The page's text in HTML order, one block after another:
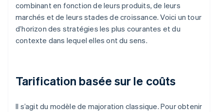
combinant en fonction de leurs produits, de leurs
marchés et de leurs stades de croissance. Voici un tour
d’horizon des stratégies les plus courantes et du
contexte dans lequel elles ont du sens.
Tarification basée sur le coûts
Il s’agit du modèle de majoration classique. Pour obtenir